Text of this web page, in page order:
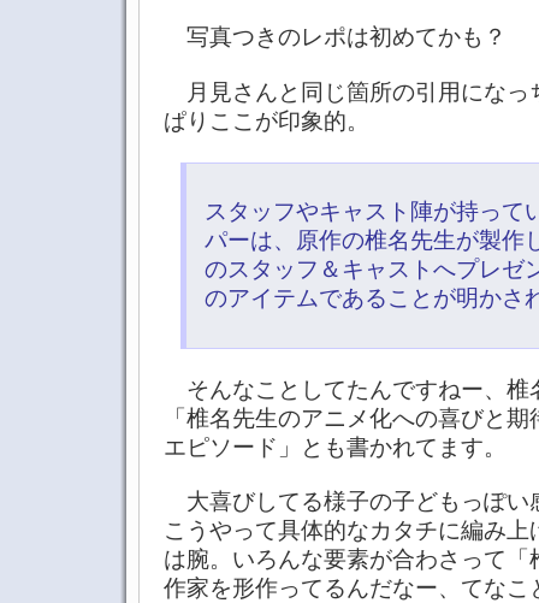
写真つきのレポは初めてかも？
月見さんと同じ箇所の引用になっ
ぱりここが印象的。
スタッフやキャスト陣が持って
パーは、原作の椎名先生が製作
のスタッフ＆キャストへプレゼ
のアイテムであることが明かさ
そんなことしてたんですねー、椎
「椎名先生のアニメ化への喜びと
エピソード」とも書かれてます。
大喜びしてる様子の子どもっぽい
こうやって具体的なカタチに編み
は腕。いろんな要素が合わさって「
作家を形作ってるんだなー、てなこ